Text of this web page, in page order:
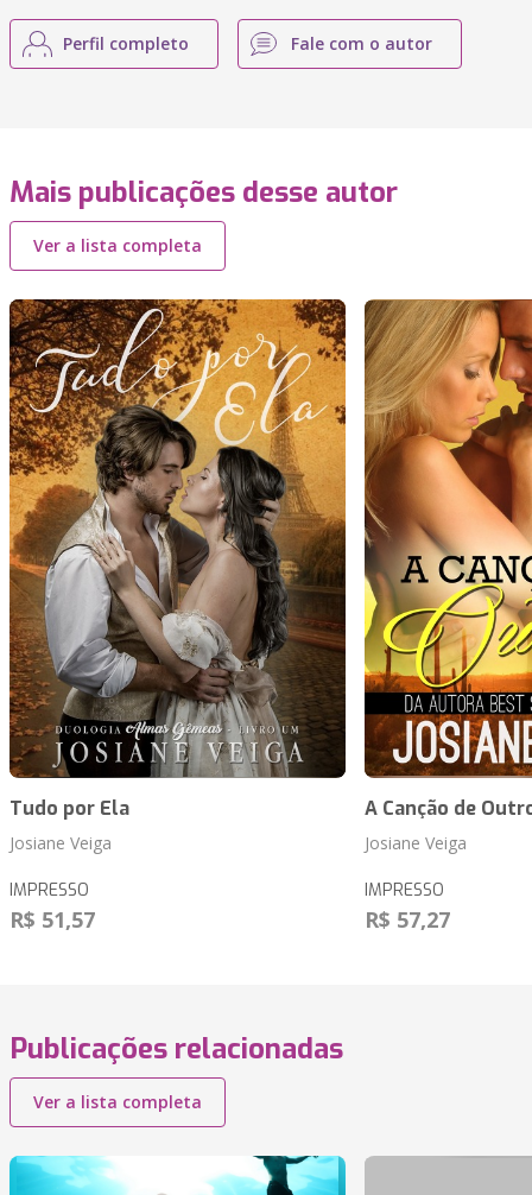
Perfil completo Fale com o autor
Mais publicações desse autor
Ver a lista completa
Tudo por Ela
Josiane Veiga
IMPRESSO
R$ 51,57
A Canção de
Josiane Veiga
IMPRESSO
R$ 57,27
Publicações relacionadas
Ver a lista completa